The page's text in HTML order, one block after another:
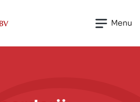
Menu